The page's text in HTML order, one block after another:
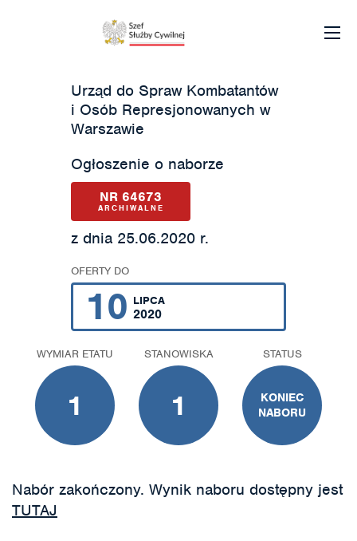
Urząd do Spraw Kombatantów
i Osób Represjonowanych w
Warszawie
Ogłoszenie o naborze
NR 64673
ARCHIWALNE
z dnia 25.06.2020 r.
OFERTY DO
10 LIPCA
2020
WYMIAR ETATU
1
STANOWISKA
1
STATUS
KONIEC
NABORU
Nabór zakończony. Wynik naboru dostępny jest
TUTAJ